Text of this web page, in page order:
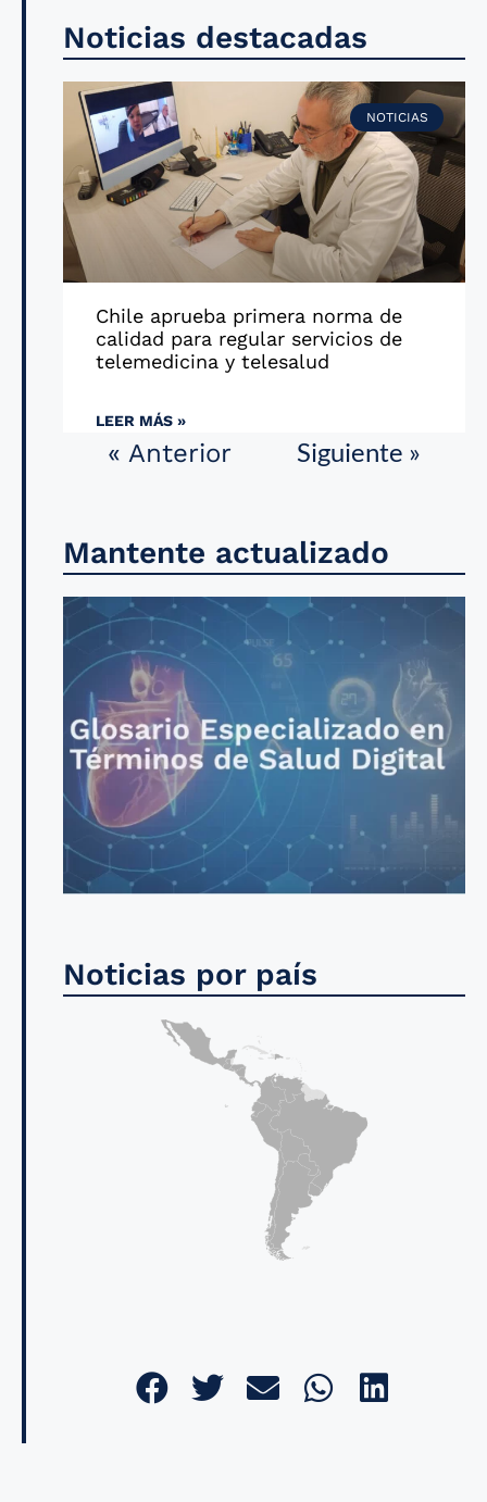
Noticias destacadas
NOTICIAS
Chile aprueba primera norma de
calidad para regular servicios de
telemedicina y telesalud
LEER MÁS »
« Anterior Siguiente »
Mantente actualizado
Noticias por país